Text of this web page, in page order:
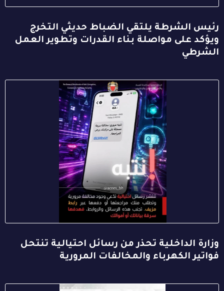
رئيس الشرطة يلتقي الضباط حديثي التخرج
ويؤكد على مواصلة بناء القدرات وتطوير العمل
الشرطي
وزارة الداخلية تحذر من رسائل احتيالية تنتحل
فواتير الكهرباء والمخالفات المرورية